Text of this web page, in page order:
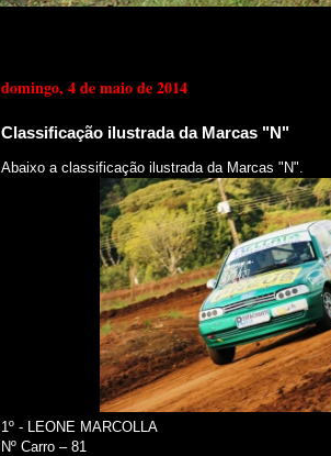
domingo, 4 de maio de 2014
Classificação ilustrada da Marcas "N"
Abaixo a classificação ilustrada da Marcas "N".
1º - LEONE MARCOLLA
Nº Carro – 81